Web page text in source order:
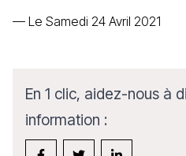
— Le Samedi 24 Avril 2021
En 1 clic, aidez-nous à
information :